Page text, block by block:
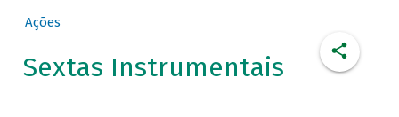
Ações
Sextas Instrumentais